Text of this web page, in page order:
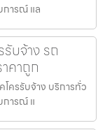
การณ์ แล
บจ้าง รถ
คาถูก
โครรับจ้าง บริการทั่ว
การณ์ แ